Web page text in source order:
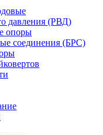
давления (РВД)
опоры
соединения (БРС)